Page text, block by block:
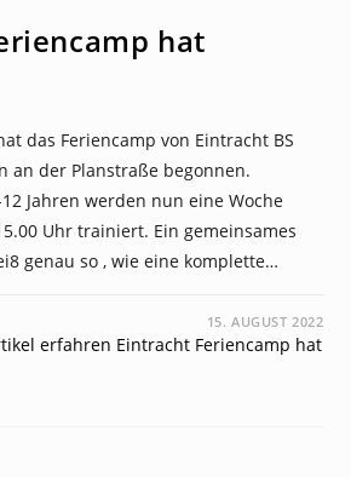
hat
das Feriencamp von Eintracht BS
an der Planstraße begonnen.
Jahren werden nun eine Woche
Uhr trainiert. Ein gemeinsames
genau so , wie eine komplette…
15. AUGUST 2022